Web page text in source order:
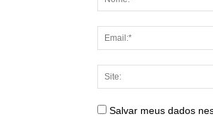
Salvar meus dados